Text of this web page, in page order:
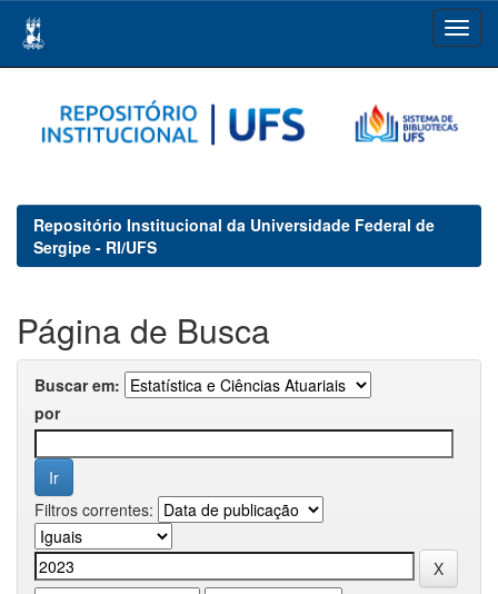
navigation
Repositório Institucional da Universidade Federal de
Sergipe - RI/UFS
Página de Busca
Buscar em:
por
Filtros correntes: